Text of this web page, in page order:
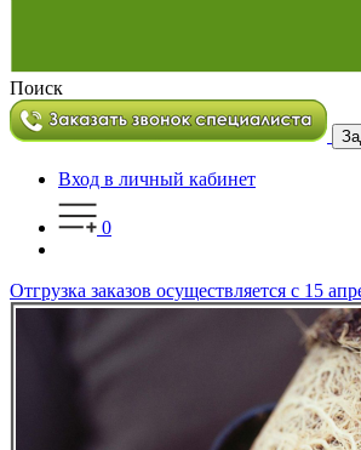
Поиск
Вход в личный кабинет
0
Отгрузка заказов осуществляется с 15